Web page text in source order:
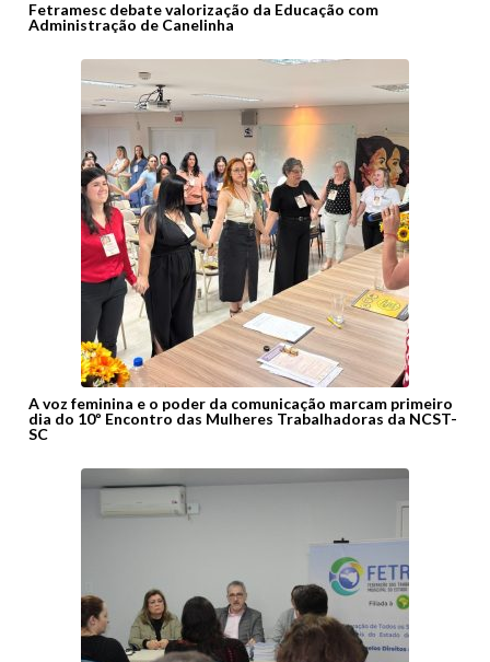
Fetramesc debate valorização da Educação com
Administração de Canelinha
A voz feminina e o poder da comunicação marcam primeiro
dia do 10º Encontro das Mulheres Trabalhadoras da NCST-
SC